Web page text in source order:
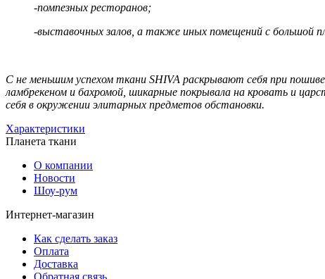
-помпезных ресторанов;
-выставочных залов, а также иных помещений с большой
С не меньшим успехом ткани SHIVA раскрывают себя при
ламбрекеном и бахромой, шикарные покрывала на кровать и
себя в окружении элитарных предметов обстановки.
Характеристики
Планета ткани
О компании
Новости
Шоу-рум
Интернет-магазин
Как сделать заказ
Оплата
Доставка
Обратная связь